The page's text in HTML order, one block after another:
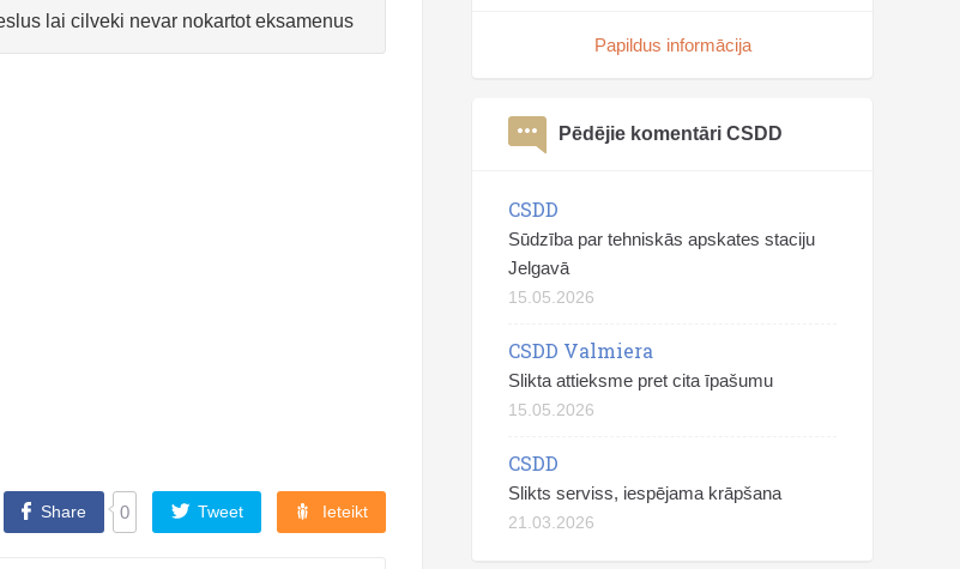
lai cilveki nevar nokartot eksamenus
Share 0 Tweet Ieteikt
Papildus informācija
Pēdējie komentāri CSDD
CSDD
Sūdzība par tehniskās apskates staciju
Jelgavā
15.05.2026
CSDD Valmiera
Slikta attieksme pret cita īpašumu
15.05.2026
CSDD
Slikts serviss, iespējama krāpšana
21.03.2026